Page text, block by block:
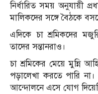
নির্ধারিত সময় অনুযায়ী
মালিকদের সঙ্গে বৈঠকে
এদিকে চা শ্রমিকদের
তাদের সন্তানরাও।
চা শ্রমিকের মেয়ে মুন্নি
পড়ালেখা করতে পারি
আন্দোলনে এসে যোগ